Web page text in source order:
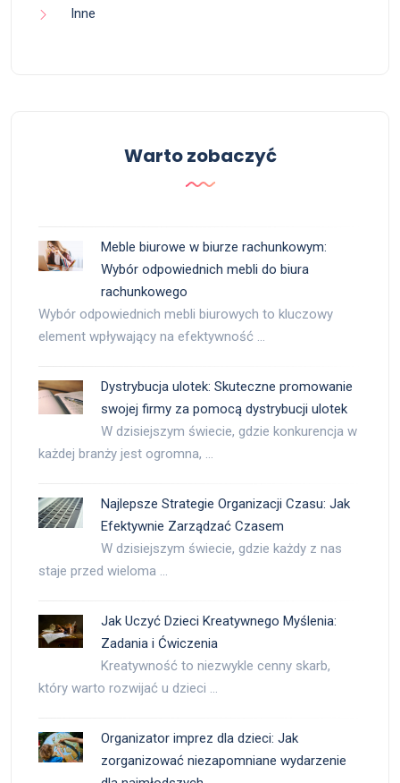
Inne
Warto zobaczyć
Meble biurowe w biurze rachunkowym:
Wybór odpowiednich mebli do biura
rachunkowego
Wybór odpowiednich mebli biurowych to kluczowy
element wpływający na efektywność …
Dystrybucja ulotek: Skuteczne promowanie
swojej firmy za pomocą dystrybucji ulotek
W dzisiejszym świecie, gdzie konkurencja w
każdej branży jest ogromna, …
Najlepsze Strategie Organizacji Czasu: Jak
Efektywnie Zarządzać Czasem
W dzisiejszym świecie, gdzie każdy z nas
staje przed wieloma …
Jak Uczyć Dzieci Kreatywnego Myślenia:
Zadania i Ćwiczenia
Kreatywność to niezwykle cenny skarb,
który warto rozwijać u dzieci …
Organizator imprez dla dzieci: Jak
zorganizować niezapomniane wydarzenie